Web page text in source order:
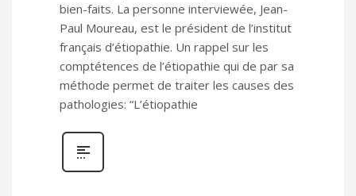
bien-faits. La personne interviewée, Jean-
Paul Moureau, est le président de l’institut
français d’étiopathie. Un rappel sur les
comptétences de l’étiopathie qui de par sa
méthode permet de traiter les causes des
pathologies: “L’étiopathie